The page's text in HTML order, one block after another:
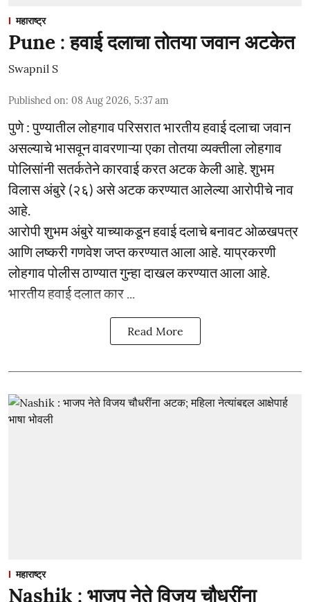
महाराष्ट्र
Pune : हवाई दलाचा तोतया जवान अटकेत
Swapnil S
Published on: 08 Aug 2026, 5:37 am
पुणे : पुण्यातील लोहगाव परिसरात भारतीय हवाई दलाचा जवान
असल्याचे भासवून वावरणाऱ्या एका तोतया व्यक्तीला लोहगाव
पोलिसांनी सतर्कतेने कारवाई करत अटक केली आहे. शुभम
विलास अंबुरे (२६) असे अटक करण्यात आलेल्या आरोपीचे नाव
आहे.
आरोपी शुभम अंबुरे याच्याकडून हवाई दलाचे बनावट ओळखपत्र
आणि लष्करी गणवेश जप्त करण्यात आला आहे. याप्रकरणी
लोहगाव पोलीस ठाण्यात गुन्हा दाखल करण्यात आला आहे.
भारतीय हवाई दलात कार ...
Read More
महाराष्ट्र
Nashik : भाजप नेते विजय चौधरींना